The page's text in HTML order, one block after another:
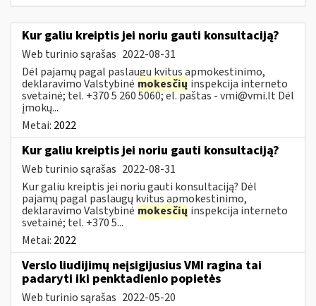
Kur galiu kreiptis jei noriu gauti konsultaciją?
Web turinio sąrašas 2022-08-31
Dėl pajamų pagal paslaugų kvitus apmokestinimo,
deklaravimo Valstybinė mokesčių inspekcija interneto
svetainė; tel. +370 5 260 5060; el. paštas -vmi@vmi.ltDėl
įmokų...
Metai: 2022
Kur galiu kreiptis jei noriu gauti konsultaciją?
Web turinio sąrašas 2022-08-31
Kur galiu kreiptis jei noriu gauti konsultaciją? Dėl
pajamų pagal paslaugų kvitus apmokestinimo,
deklaravimo Valstybinė mokesčių inspekcija interneto
svetainė; tel. +370 5...
Metai: 2022
Verslo liudijimų neįsigijusius VMI ragina tai
padaryti iki penktadienio popietės
Web turinio sąrašas 2022-05-20